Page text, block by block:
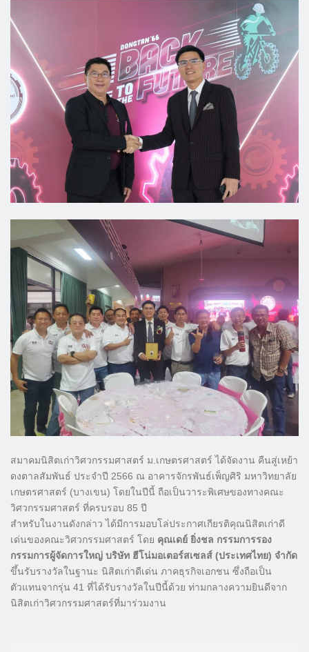
สมาคมนิสิตเก่าวิศวกรรมศาสตร์ ม.เกษตรศาสตร์ ได้จัดงาน คืนสู่เหย้า
ดงตาลสัมพันธ์ ประจำปี 2566 ณ อาคารจักรพันธ์เพ็ญศิริ มหาวิทยาลัย
เกษตรศาสตร์ (บางเขน) โดยในปีนี้ ถือเป็นวาระพิเศษของทางคณะ
วิศวกรรมศาสตร์ ที่ครบรอบ 85 ปี
สำหรับในงานดังกล่าว ได้มีการมอบโล่ประกาศเกียรติคุณนิสิตเก่าดี
เด่นของคณะวิศวกรรมศาสตร์ โดย คุณเดย์ ยิ่งชล กรรมการรอง
กรรมการผู้จัดการใหญ่ บริษัท ฮีโน่มอเตอร์สเซลส์ (ประเทศไทย) จำกัด
ขึ้นรับรางวัลในฐานะ นิสิตเก่าดีเด่น ภาคธุรกิจเอกชน ซึ่งถือเป็น
ตัวแทนจากรุ่น 41 ที่ได้รับรางวัลในปีนี้ด้วย ท่ามกลางความยินดีจาก
นิสิตเก่าวิศวกรรมศาสตร์ที่มาร่วมงาน